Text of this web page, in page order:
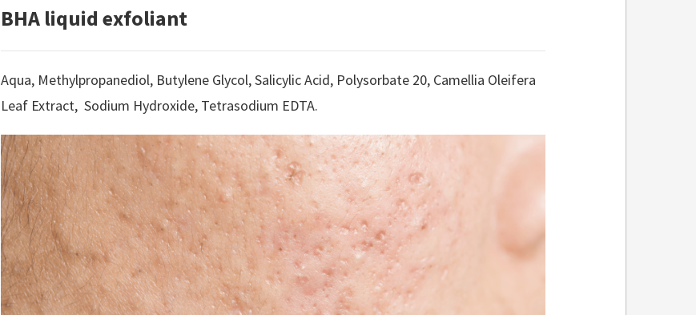
BHA liquid exfoliant
Aqua, Methylpropanediol, Butylene Glycol, Salicylic Acid, Polysorbate 20, Camellia Oleifera
Leaf Extract, Sodium Hydroxide, Tetrasodium EDTA.